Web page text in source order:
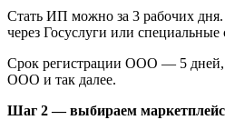
Стать ИП можно за 3 рабочих
через Госуслуги или
Срок регистрации ООО — 5 дней,
ООО и так далее.
Шаг 2 — выбираем маркетплейс